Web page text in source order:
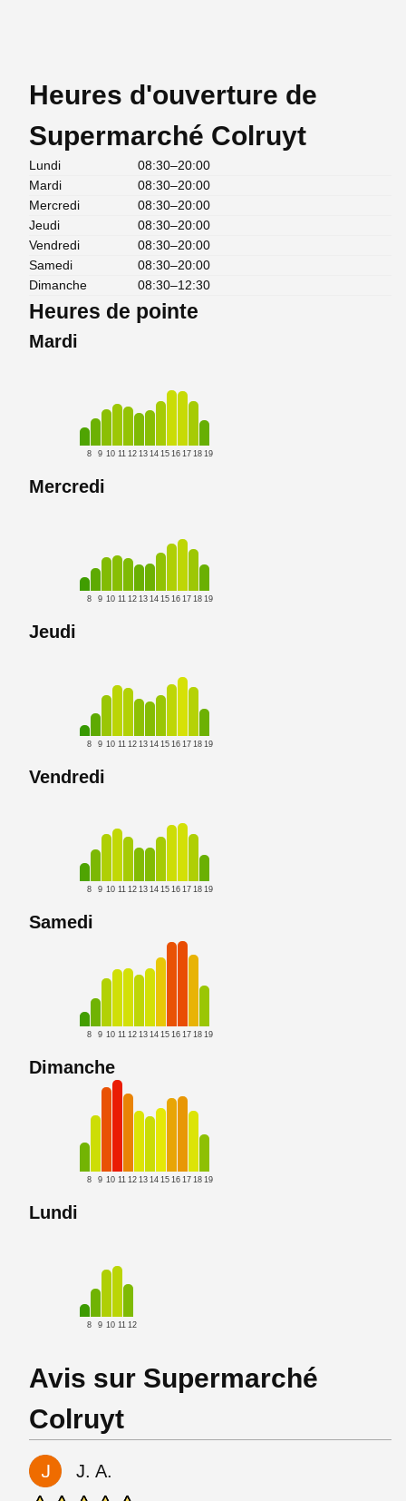
Heures d'ouverture de
Supermarché Colruyt
Lundi
08:30–20:00
Mardi
08:30–20:00
Mercredi
08:30–20:00
Jeudi
08:30–20:00
Vendredi
08:30–20:00
Samedi
08:30–20:00
Dimanche
08:30–12:30
Heures de pointe
Mardi
8 9 10 11 12 13 14 15 16 17 18 19
Mercredi
8 9 10 11 12 13 14 15 16 17 18 19
Jeudi
8 9 10 11 12 13 14 15 16 17 18 19
Vendredi
8 9 10 11 12 13 14 15 16 17 18 19
Samedi
8 9 10 11 12 13 14 15 16 17 18 19
Dimanche
8 9 10 11 12 13 14 15 16 17 18 19
Lundi
8 9 10 11 12
Avis sur Supermarché
Colruyt
J. A.